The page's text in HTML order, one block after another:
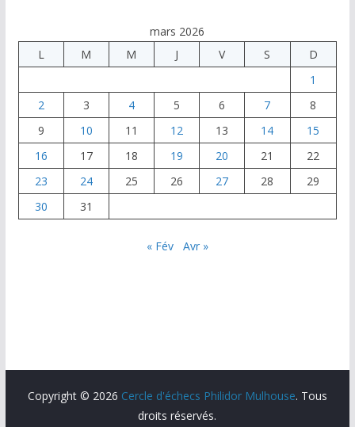
o
k
n
er
mars 2026
L
M M J V S
D
1
2
3 4 5 6 7
8
9
10 11 12 13 14
15
16
17 18 19 20 21
22
23
24 25 26 27 28
29
30
31
« Fév Avr »
Copyright © 2026 Cercle d'échecs Philidor Mulhouse. Tous
droits réservés.